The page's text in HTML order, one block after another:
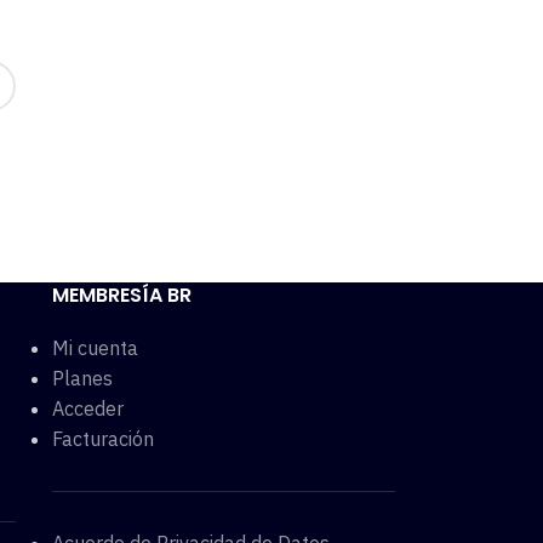
MEMBRESÍA BR
Mi cuenta
Planes
Acceder
Facturación